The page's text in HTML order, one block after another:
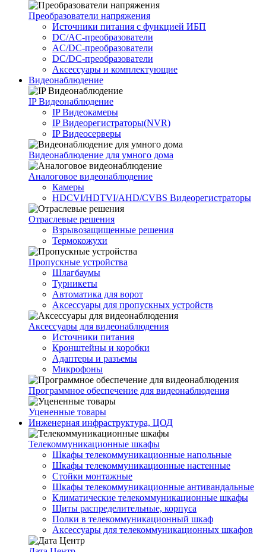
Преобразователи напряжения
Источники питания c функцией ИБП
DC/AC-преобразователи
AC/DC-преобразователи
DC/DC-преобразователи
Аксессуары и комплектующие
Видеонаблюдение
IP Видеонаблюдение
IP Видеокамеры
IP Видеорегистраторы(NVR)
IP Видеосерверы
Видеонаблюдение для умного дома
Аналоговое видеонаблюдение
Камеры
HDCVI/HDTVI/AHD/CVBS Видеорегистраторы
Отраслевые решения
Взрывозащищенные решения
Термокожухи
Пропускные устройства
Шлагбаумы
Турникеты
Автоматика для ворот
Аксессуары для пропускных устройств
Аксессуары для видеонаблюдения
Источники питания
Кронштейны и коробки
Адаптеры и разъемы
Микрофоны
Программное обеспечение для видеонаблюдения
Уцененные товары
Инженерная инфраструктура, ЦОД
Телекоммуникационные шкафы
Шкафы телекоммуникационные напольные
Шкафы телекоммуникационные настенные
Стойки монтажные
Шкафы телекоммуникационные антивандальные
Климатические телекоммуникационные шкафы
Щиты распределительные, корпуса
Полки в телекоммуникационный шкаф
Аксессуары для телекоммуникационных шкафов